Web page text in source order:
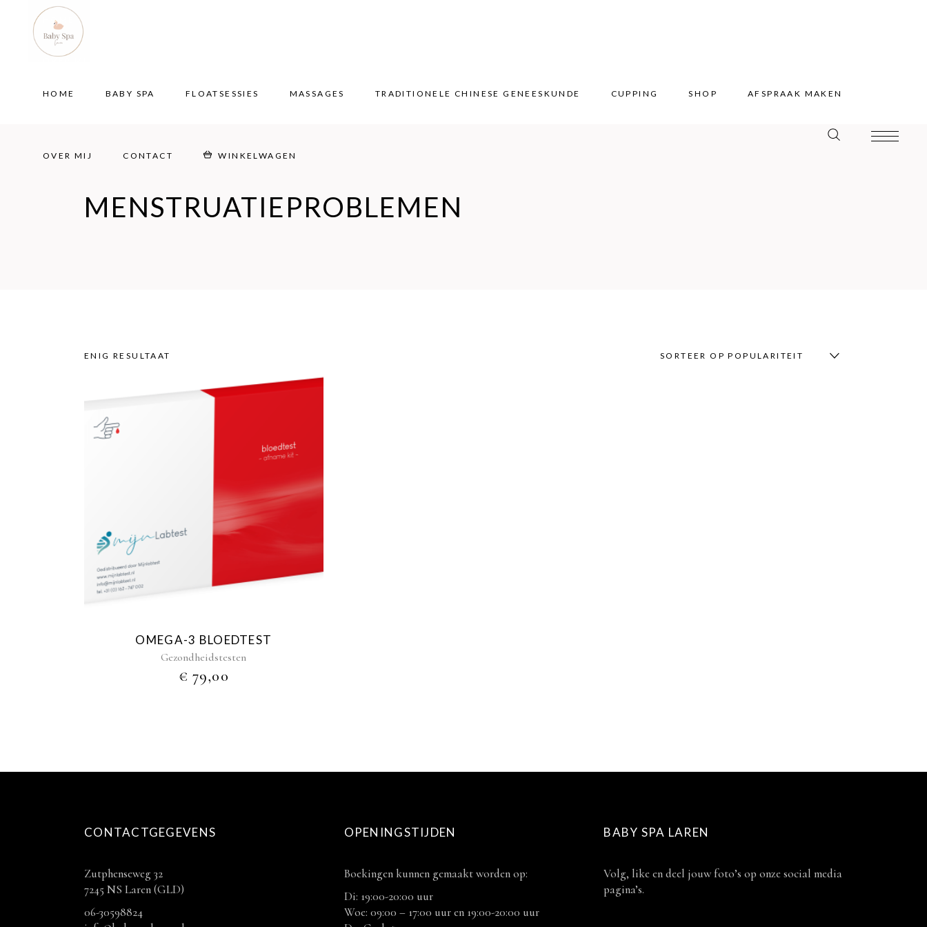
HOME BABY SPA FLOATSESSIES MASSAGES TRADITIONELE CHINESE GENEESKUNDE CUPPING SHOP AFSPRAAK MAKEN
OVER MIJ CONTACT WINKELWAGEN
HOME
MENSTRUATIEPROBLEMEN
ENIG RESULTAAT SORTEER OP POPULARITEIT
OMEGA-3 BLOEDTEST
Gezondheidstesten
€ 79,00
CONTACTGEGEVENS
Zutphenseweg 32
7245 NS Laren (GLD)
06-30598824
OPENINGSTIJDEN
Boekingen kunnen gemaakt worden op:
Di: 19:00-20:00 uur
Woe: 09:00 – 17:00 uur en 19:00-20:00 uur
BABY SPA LAREN
Volg, like en deel jouw foto’s op onze social media
pagina’s.